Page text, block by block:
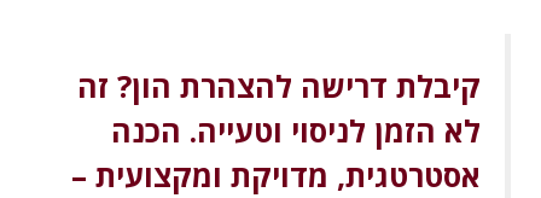
קיבלת דרישה להצהרת הון? זה
לא הזמן לניסוי וטעייה. הכנה
אסטרטגית, מדויקת ומקצועית –